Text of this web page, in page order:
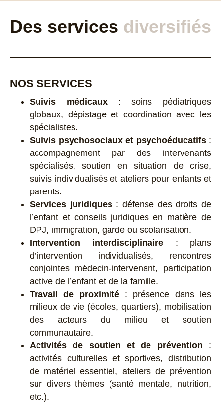
Des services diversifiés
NOS SERVICES
Suivis médicaux: soins pédiatriques
globaux, dépistage et coordination avec les
spécialistes.
Suivis psychosociaux et psychoéducatifs :
accompagnement par des intervenants
spécialisés, soutien en situation de crise,
suivis individualisés et ateliers pour enfants et
parents.
Services juridiques: défense des droits de
l’enfant et conseils juridiques en matière de
DPJ, immigration, garde ou scolarisation.
Intervention interdisciplinaire : plans
d’intervention individualisés, rencontres
conjointes médecin-intervenant, participation
active de l’enfant et de la famille.
Travail de proximité: présence dans les
milieux de vie (écoles, quartiers), mobilisation
des acteurs du milieu et soutien
communautaire.
Activités de soutien et de prévention :
activités culturelles et sportives, distribution
de matériel essentiel, ateliers de prévention
sur divers thèmes (santé mentale, nutrition,
etc.).